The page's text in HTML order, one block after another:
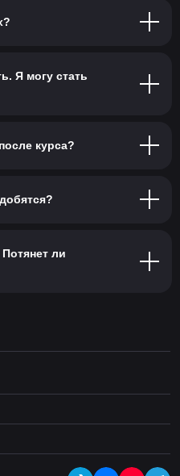
Я могу стать
курса?
ли